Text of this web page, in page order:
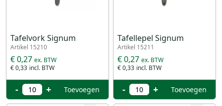
Tafelvork Signum
Artikel 15210
€ 0,33
€ 0,27
- + Toevoegen
Tafellepel Signum
Artikel 15211
€ 0,33
€ 0,27
- + Toevoegen